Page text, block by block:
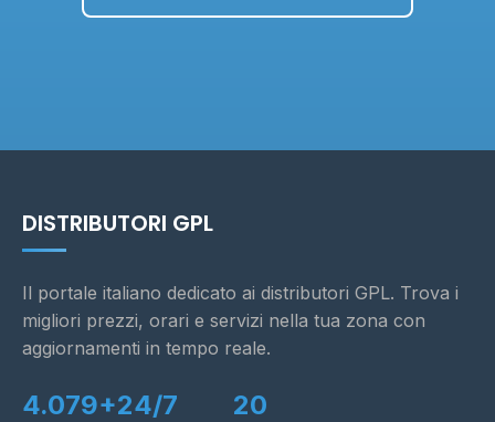
DISTRIBUTORI GPL
Il portale italiano dedicato ai distributori GPL. Trova i
migliori prezzi, orari e servizi nella tua zona con
aggiornamenti in tempo reale.
4.079+24/7 20